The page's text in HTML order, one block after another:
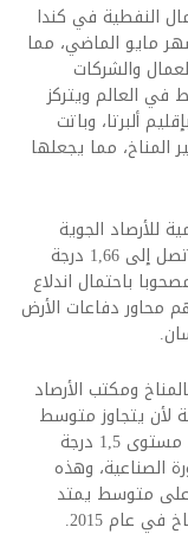
النفطية في كندا
مايو الماضي، مما
والشركات
في العالم ويتركز
ألبرتا، وباتت
المناخ، مما يجعلها
للأرصاد الجوية
زيادة ملحوظة في حرارة القطب الشمالي قد تصل إلى 1,66 درجة
خطيرا مصحوبا باحتمال اندلاع
محاور دفاعات الأرض
ومكتب الأرصاد
أن هناك احتمالا بنسبة 75 بالمئة لأن يتجاوز متوسط
درجة حرارة الأرض خلال الفترة بين 2026 - 2030 مستوى 1,5 درجة
الصناعية، وهذه
على متوسط يمتد
عام 2015.